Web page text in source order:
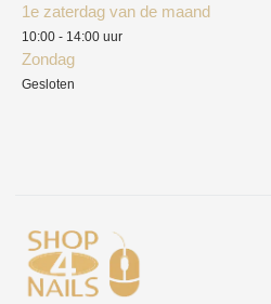
1e zaterdag van de maand
10:00 - 14:00 uur
Zondag
Gesloten